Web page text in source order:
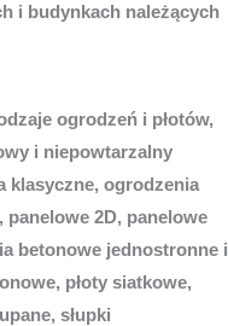
i budynkach należących
ogrodzeń i płotów,
i niepowtarzalny
klasyczne, ogrodzenia
2D, panelowe
betonowe jednostronne i
płoty siatkowe,
słupki